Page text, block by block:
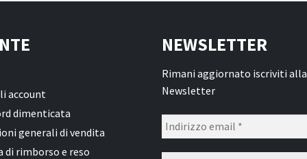
account
dimenticata
generali di vendita
di rimborso e reso
NEWSLETTER
Rimani aggiornato iscriviti alla
Newsletter